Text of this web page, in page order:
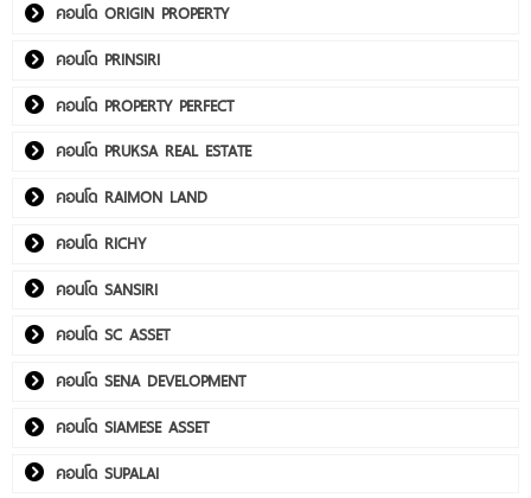
คอนโด ORIGIN PROPERTY
คอนโด PRINSIRI
คอนโด PROPERTY PERFECT
คอนโด PRUKSA REAL ESTATE
คอนโด RAIMON LAND
คอนโด RICHY
คอนโด SANSIRI
คอนโด SC ASSET
คอนโด SENA DEVELOPMENT
คอนโด SIAMESE ASSET
คอนโด SUPALAI